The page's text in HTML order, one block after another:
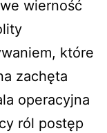
wierność
które
zachęta
operacyjna
ról postęp